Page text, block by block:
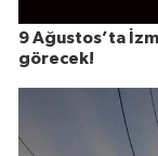
9 Ağustos’ta
görecek!